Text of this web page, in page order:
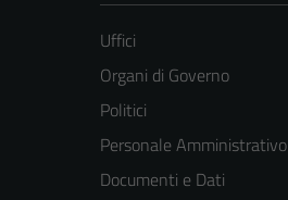
Uffici
Organi di Governo
Politici
Personale Amministrativo
Documenti e Dati